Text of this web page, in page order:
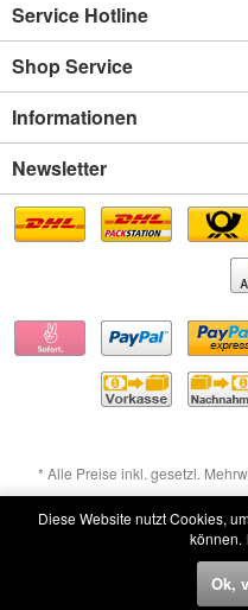
Service Hotline
Shop Service
Informationen
Newsletter
* Alle Preise inkl. gesetzl.
Nachnahmegebühren,
Diese Website nutzt Cookies,
können.
Ok,